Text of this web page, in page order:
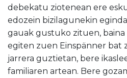
debekatu ziotenean ere
edozein bizilagunekin
gauak gustuko zituen,
egiten zuen Einspänner bat
jarrera guztietan, bere
familiaren artean. Bere